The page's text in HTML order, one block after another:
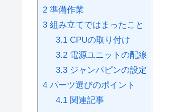
2 準備作業
3 組み立てではまったこと
3.1CPUの取り付け
3.2電源ユニットの配線
3.3ジャンパピンの設定
4 パーツ選びのポイント
4.1関連記事